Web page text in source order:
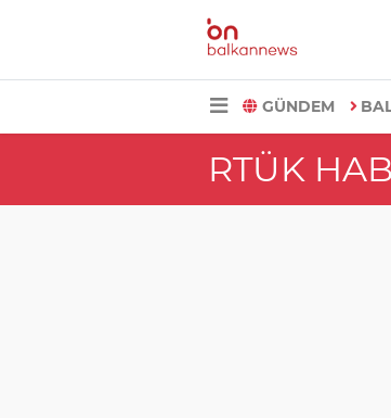
GÜNDEM
RTÜK